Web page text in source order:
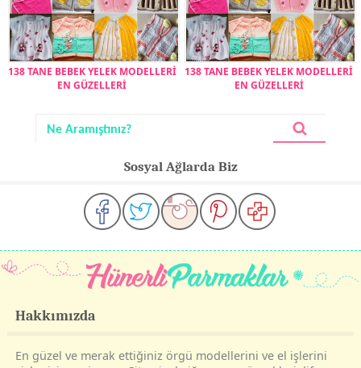
138 TANE BEBEK YELEK MODELLERİ
EN GÜZELLERİ
138 TANE BEBEK YELEK MODELLERİ
EN GÜZELLERİ
Sosyal Ağlarda Biz
Hakkımızda
En güzel ve merak ettiğiniz örgü modellerini ve el işlerini